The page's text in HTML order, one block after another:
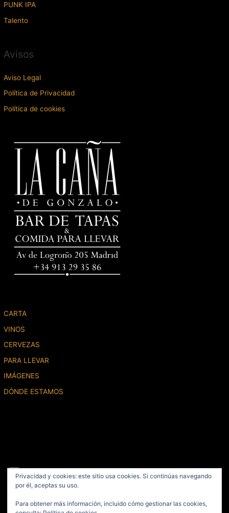
PUNK IPA
Talento
Avisos
Aviso Legal
Política de Privacidad
Política de cookies
CARTA
VINOS
CERVEZAS
PARA LLEVAR
IMÁGENES
DÓNDE ESTAMOS
Menú
Diseño del Sitio
Privacidad y cookies: este sitio usa cookies. Si continúas navegando
por él, aceptas su uso.
Para obtener más información, incluido cómo gestionar las cookies,